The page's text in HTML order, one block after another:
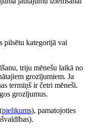
pilsētu kategorijā vai
triju mēnešu laikā no
grozījumiem. Ja
termiņš ir četri mēneši.
grozījumus.
pielikums), pamatojoties